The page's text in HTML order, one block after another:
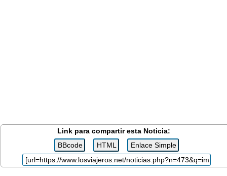
Link para compartir esta Noticia: